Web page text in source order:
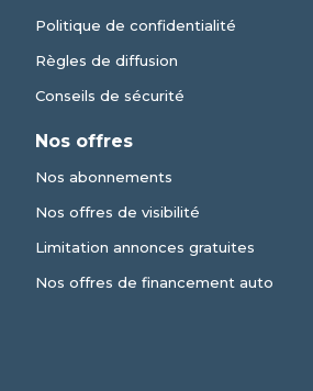
Politique de confidentialité
Règles de diffusion
Conseils de sécurité
Nos offres
Nos abonnements
Nos offres de visibilité
Limitation annonces gratuites
Nos offres de financement auto